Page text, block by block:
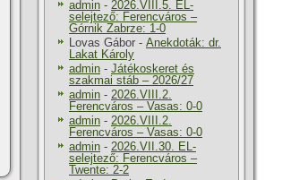
admin - 2026.VIII.5. EL-
selejtező: Ferencváros –
Górnik Zabrze: 1-0
Lovas Gábor - Anekdoták: dr.
Lakat Károly
admin - Játékoskeret és
szakmai stáb – 2026/27
admin - 2026.VIII.2.
Ferencváros – Vasas: 0-0
admin - 2026.VIII.2.
Ferencváros – Vasas: 0-0
admin - 2026.VII.30. EL-
selejtező: Ferencváros –
Twente: 2-2